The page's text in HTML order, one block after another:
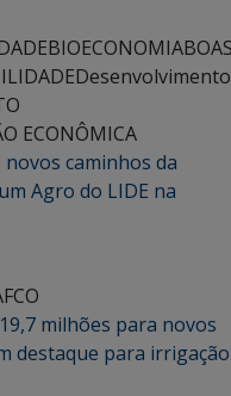
BIOECONOMIA
Desenvolvimento
ECONÔMICA
caminhos da
Agro do LIDE na
FCO
milhões para novos
destaque para irrigação